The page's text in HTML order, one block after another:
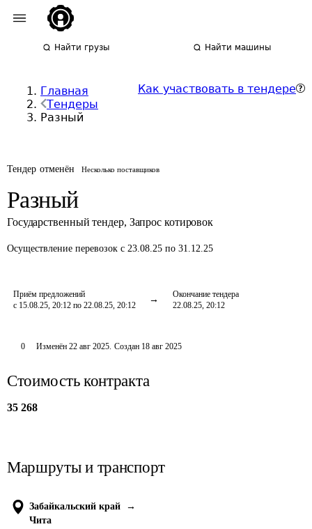
Найти грузы Найти машины
Главная
Тендеры
Разный
Как участвовать в тендере
Тендер отменён Несколько поставщиков
Разный
Государственный тендер, Запрос котировок
Осуществление перевозок с 23.08.25 по 31.12.25
Приём предложений
с 15.08.25, 20:12 по 22.08.25, 20:12
Окончание тендера
22.08.25, 20:12
0 Изменён 22 авг 2025. Создан 18 авг 2025
Стоимость контракта
35 268
Маршруты и транспорт
Забайкальский край
→
Чита